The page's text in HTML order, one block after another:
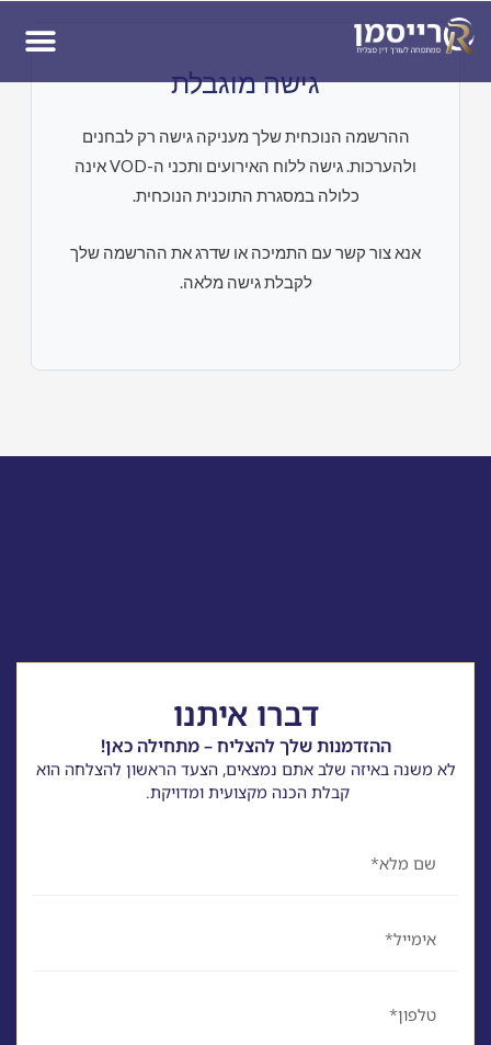
גישה מוגבלת
ההרשמה הנוכחית שלך מעניקה גישה רק לבחנים
ולהערכות. גישה ללוח האירועים ותכני ה-VOD אינה
כלולה במסגרת התוכנית הנוכחית.
אנא צור קשר עם התמיכה או שדרג את ההרשמה שלך
לקבלת גישה מלאה.
דברו איתנו
ההזדמנות שלך להצליח – מתחילה כאן!
לא משנה באיזה שלב אתם נמצאים, הצעד הראשון להצלחה הוא
קבלת הכנה מקצועית ומדויקת.